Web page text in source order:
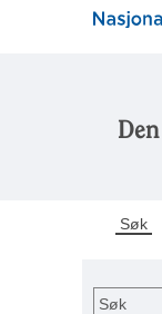
Søk
Søk